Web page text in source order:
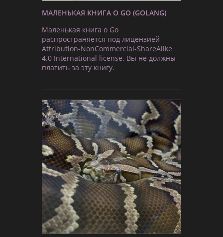
МАЛЕНЬКАЯ КНИГА О GO (GOLANG)
Маленькая книга о Go
распространяется под лицензией
Attribution-NonCommercial-ShareAlike
4.0 International license. Вы не должны
платить за эту книгу.